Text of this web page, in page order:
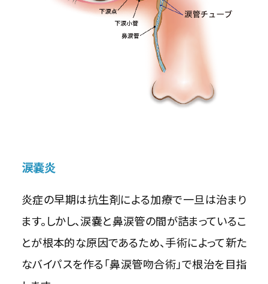
涙嚢炎
炎症の早期は抗生剤による加療で一旦は治まり
ます。しかし、涙嚢と鼻涙管の間が詰まっているこ
とが根本的な原因であるため、手術によって新た
なバイパスを作る「鼻涙管吻合術」で根治を目指